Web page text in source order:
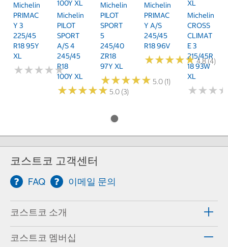
Michelin
PRIMAC
Y 3
225/45
R18 95Y
XL
★★★★★
★★★★★
100Y XL
Michelin
PILOT
SPORT
A/S 4
245/45
R18
100Y XL
★★★★★
★★★★★ 5.0 (3)
Michelin
PILOT
SPORT
5
245/40
ZR18
97Y XL
★★★★★
★★★★★ 5.0 (1)
Michelin
PRIMAC
Y A/S
245/45
R18 96V
★★★★★
★★★★★4.8 (4)
XL
Michelin
CROSS
CLIMAT
E 3
215/45R
18 93W
XL
★★★
★★★
코스트코 고객센터
FAQ 이메일 문의
코스트코 소개
코스트코 멤버십